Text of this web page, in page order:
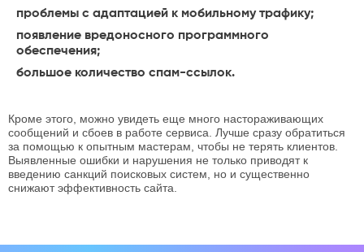
проблемы с адаптацией к мобильному трафику;
появление вредоносного программного
обеспечения;
большое количество спам-ссылок.
Кроме этого, можно увидеть еще много настораживающих
сообщений и сбоев в работе сервиса. Лучше сразу обратиться
за помощью к опытным мастерам, чтобы не терять клиентов.
Выявленные ошибки и нарушения не только приводят к
введению санкций поисковых систем, но и существенно
снижают эффективность сайта.